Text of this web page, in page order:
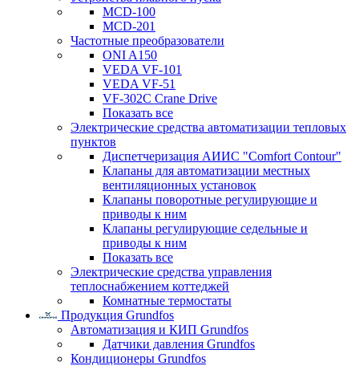
MCD-100
MCD-201
Частотные преобразователи
ONI A150
VEDA VF-101
VEDA VF-51
VF-302C Crane Drive
Показать все
Электрические средства автоматизации тепловых
пунктов
Диспетчеризация АИИС "Comfort Contour"
Клапаны для автоматизации местных
вентиляционных установок
Клапаны поворотные регулирующие и
приводы к ним
Клапаны регулирующие седельные и
приводы к ним
Показать все
Электрические средства управления
теплоснабжением коттеджей
Комнатные термостаты
Продукция Grundfos
Автоматизация и КИП Grundfos
Датчики давления Grundfos
Кондиционеры Grundfos